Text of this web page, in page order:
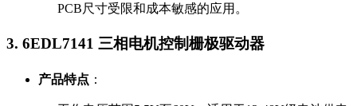
PCB尺寸受限和成本敏感的应用。
3. 6EDL7141 三相电机控制栅极驱动器
产品特点 ：